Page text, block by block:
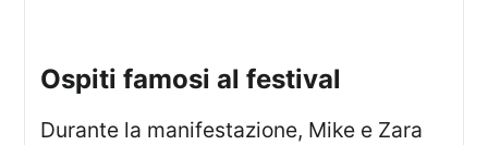
ospiti famosi al festival
Durante la manifestazione, Mike e Zara